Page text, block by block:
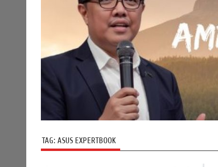
TAG: ASUS EXPERTBOOK